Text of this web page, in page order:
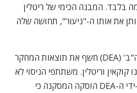
בלבד. המבנה הכימי של ריטלין
את אותו ה-"ניעור", תחושה שלה
בשנת 2000 'מינהל אכיפת הסמים בארה"ב' (DEA) חשף את תוצאות המחקר
וריטלין. משתתפי הניסוי לא
יכלו להבדיל ביניהם. בסיכום שנעשה על-ידי ה-DEA הוסקה המסקנה כי